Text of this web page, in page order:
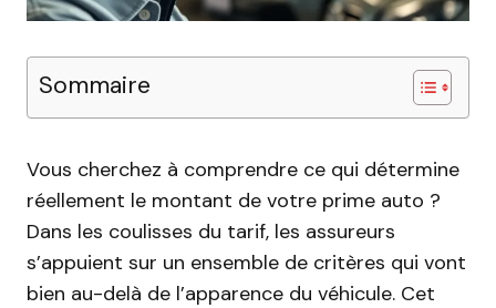
Sommaire
Vous cherchez à comprendre ce qui détermine
réellement le montant de votre prime auto ?
Dans les coulisses du tarif, les assureurs
s’appuient sur un ensemble de critères qui vont
bien au-delà de l’apparence du véhicule. Cet